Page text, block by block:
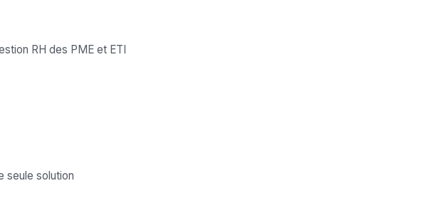
RH des PME et ETI
seule solution